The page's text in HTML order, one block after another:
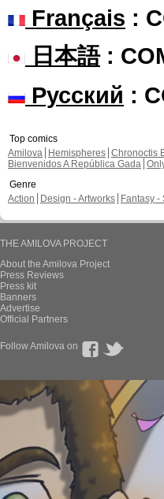
Français :
日本語:
Русский :
Top comics
Amilova
Hemispheres Chronoctis
Bienvenidos A República Gada
Genre
Action
Design - Artworks Fantasy -
THE AMILOVA PROJECT
About the Amilova Project
Press Reviews
Press kit
Banners
Advertise
Official Partners
Follow Amilova on